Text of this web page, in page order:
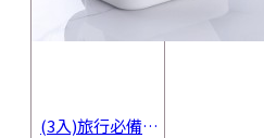
(3入)旅行必備密封香皂收納盒 方便攜帶防水海綿肥皂盒 香皂盒